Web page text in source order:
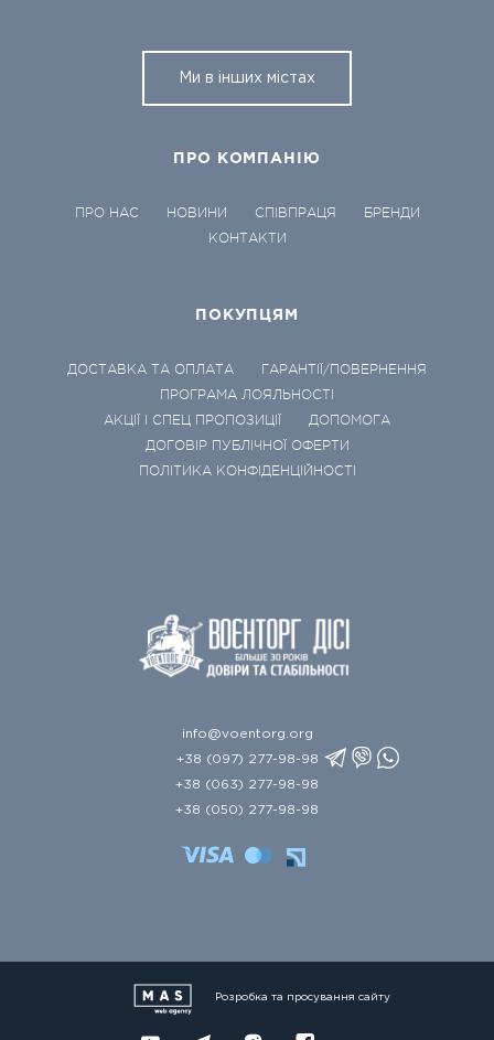
Ми в інших містах
ПРО КОМПАНІЮ
ПРО НАС НОВИНИ СПІВПРАЦЯ
БРЕНДИ
КОНТАКТИ
ПОКУПЦЯМ
ДОСТАВКА ТА ОПЛАТА
ГАРАНТІЇ/ПОВЕРНЕННЯ
ПРОГРАМА ЛОЯЛЬНОСТІ
АКЦІЇ І СПЕЦ ПРОПОЗИЦІЇ
ДОПОМОГА
ДОГОВІР ПУБЛІЧНОЇ ОФЕРТИ
ПОЛІТИКА КОНФІДЕНЦІЙНОСТІ
info@voentorg.org
+38 (097) 277-98-98
+38 (063) 277-98-98
+38 (050) 277-98-98
Розробка та просування сайту